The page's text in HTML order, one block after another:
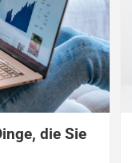
die Sie